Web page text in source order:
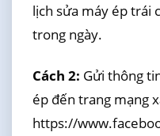
lịch sửa máy ép trái
trong ngày.
Cách 2: Gửi thông
ép đến trang mạng
https://